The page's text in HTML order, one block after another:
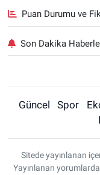
Puan Durumu ve
Son Dakika
Güncel Spor
Sitede yayınlanan
Yayınlanan